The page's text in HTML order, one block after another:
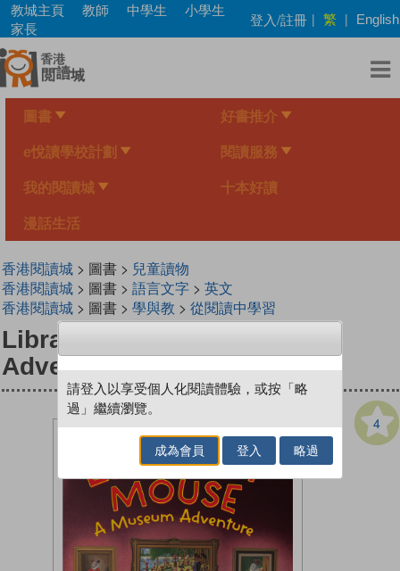
Skip
main
content
教城主頁 教師 中學生
小學生
家長
登入/註冊 | 繁 | English
圖書 好書推介
e悅讀學校計劃 閱讀服務
我的閱讀城 十本好讀
漫話生活
香港閱讀城> 圖書 > 兒童讀物
香港閱讀城> 圖書 > 語言文字> 英文
香港閱讀城> 圖書 > 學與教 > 從閱讀中學習
Library Mouse: A Museum
Adventure (Book #4)
4
請登入以享受個人化閱讀體驗，或按「略
過」繼續瀏覽。
成為會員 登入 略過